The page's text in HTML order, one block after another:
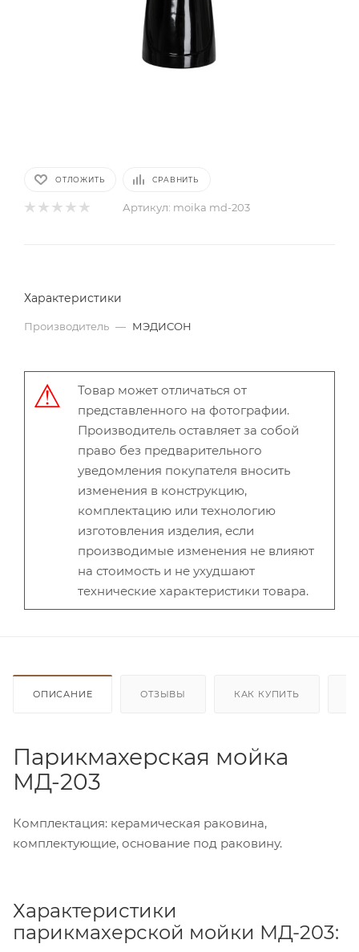
ОТЛОЖИТЬ СРАВНИТЬ
Артикул: moika md-203
Характеристики
Производитель — МЭДИСОН
Товар может отличаться от
представленного на фотографии.
Производитель оставляет за собой
право без предварительного
уведомления покупателя вносить
изменения в конструкцию,
комплектацию или технологию
изготовления изделия, если
производимые изменения не влияют
на стоимость и не ухудшают
технические характеристики товара.
ОПИСАНИЕ ОТЗЫВЫ КАК КУПИТЬ
Парикмахерская мойка
МД-203
Комплектация: керамическая раковина,
комплектующие, основание под раковину.
Характеристики
парикмахерской мойки МД-203: